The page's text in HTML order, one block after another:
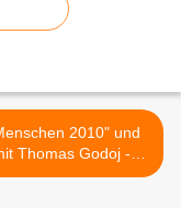
2010" und
Thomas Godoj -
in Hattingen wegen